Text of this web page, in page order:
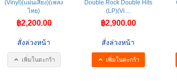
ENTERTAINMENT (LP)
(Vinyl)(แผ่นเสียง)(เพลง
ไทย)
สั่งล่วงหน้า
Big Ass - Silly Fools :
Double Rock Double Hits
(LP)(Vi ...
สั่งล่วงหน้า